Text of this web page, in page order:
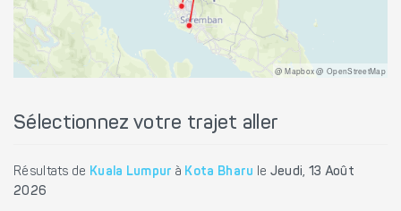
@ Mapbox @ OpenStreetMap
Sélectionnez votre trajet aller
Résultats de Kuala Lumpur à Kota Bharu le Jeudi, 13 Août
2026